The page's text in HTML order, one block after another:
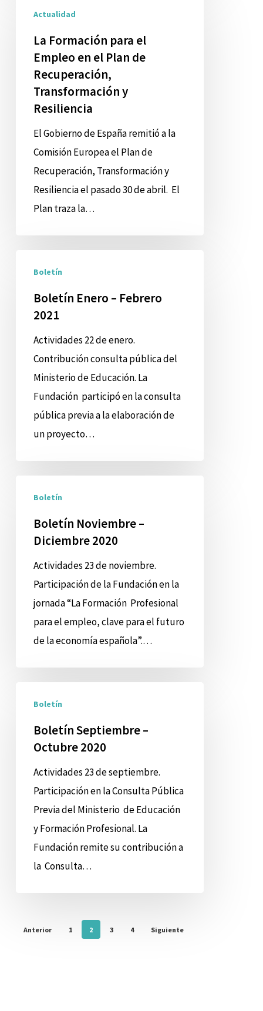
Formación
Empleo
Recuperación,
Transformación
Actualidad
La Formación para el
Empleo en el Plan de
Recuperación,
Transformación y
Resiliencia
El Gobierno de España remitió a la
Comisión Europea el Plan de
Recuperación, Transformación y
Resiliencia el pasado 30 de abril. El
Plan traza la…
Enero
Febrero
Boletín
Boletín Enero – Febrero
2021
Actividades 22 de enero.
Contribución consulta pública del
Ministerio de Educación. La
Fundación participó en la consulta
pública previa a la elaboración de
un proyecto…
Noviembre
Diciembre
Boletín
Boletín Noviembre –
Diciembre 2020
Actividades 23 de noviembre.
Participación de la Fundación en la
jornada “La Formación Profesional
para el empleo, clave para el futuro
de la economía española”.…
Septiembre
Octubre
Boletín
Boletín Septiembre –
Octubre 2020
Actividades 23 de septiembre.
Participación en la Consulta Pública
Previa del Ministerio de Educación
y Formación Profesional. La
Fundación remite su contribución a
la Consulta…
Anterior 1 2 3 4 Siguiente